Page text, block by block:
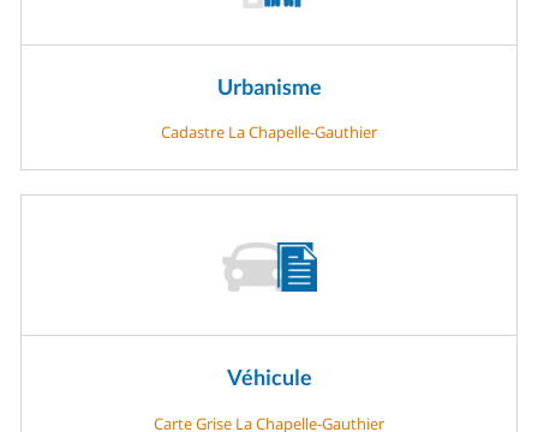
Urbanisme
Cadastre La Chapelle-Gauthier
Véhicule
Carte Grise La Chapelle-Gauthier